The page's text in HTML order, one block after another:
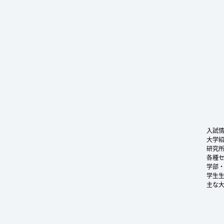
入試
大学
研究
各種
学部
学生
主な